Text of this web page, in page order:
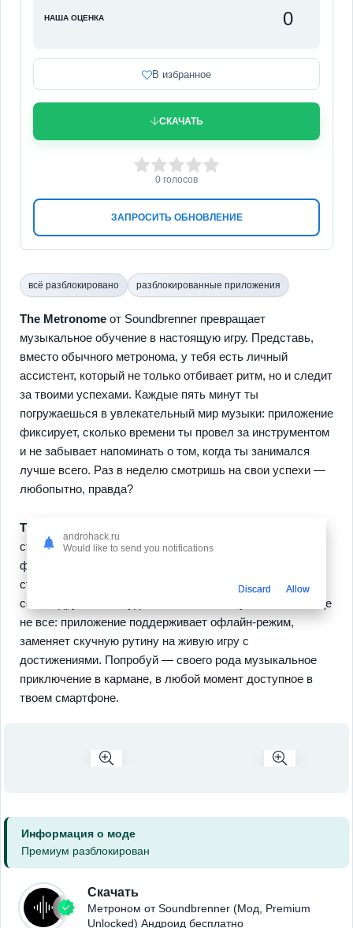
НАША ОЦЕНКА 0
В избранное
СКАЧАТЬ
ЗАПРОСИТЬ ОБНОВЛЕНИЕ
3 4 5
0 голосов
всё разблокировано разблокированные приложения
The Metronome от Soundbrenner превращает
музыкальное обучение в настоящую игру. Представь,
вместо обычного метронома, у тебя есть личный
ассистент, который не только отбивает ритм, но и следит
за твоими успехами. Каждые пять минут ты
погружаешься в увлекательный мир музыки: приложение
фиксирует, сколько времени ты провел за инструментом
и не забывает напоминать о том, когда ты занимался
лучше всего. Раз в неделю смотришь на свои успехи —
любопытно, правда?
Таблицы прогресса
станет твоими лучшими друзьями на этом пути. Эти
функции покажут тебе, когда ты был на высоте, а когда
стоит поднажать. Любопытно, что ты можешь сравнить
себя с другими — будет от чего оттолкнуться. И это еще
не все: приложение поддерживает офлайн-режим,
заменяет скучную рутину на живую игру с
достижениями. Попробуй — своего рода музыкальное
приключение в кармане, в любой момент доступное в
твоем смартфоне.
Информация о моде
Премиум разблокирован
Скачать
Метроном от Soundbrenner (Мод, Premium
Unlocked) Андроид бесплатно
androhack.ru
Would like to send you notifications
Discard Allow